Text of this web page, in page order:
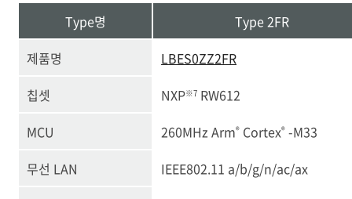
Type명
Type 2FR
제품명
LBES0ZZ2FR
칩셋
NXP※7 RW612
MCU
260MHz Arm® Cortex® -M33
무선 LAN
IEEE802.11 a/b/g/n/ac/ax